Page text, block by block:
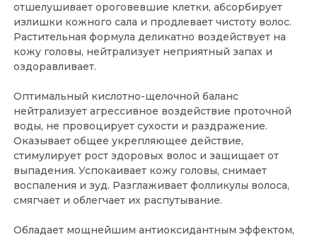
отшелушивает ороговевшие клетки, абсорбирует
излишки кожного сала и продлевает чистоту волос.
Растительная формула деликатно воздействует на
кожу головы, нейтрализует неприятный запах и
оздоравливает.
Оптимальный кислотно-щелочной баланс
нейтрализует агрессивное воздействие проточной
воды, не провоцирует сухости и раздражение.
Оказывает общее укрепляющее действие,
стимулирует рост здоровых волос и защищает от
выпадения. Успокаивает кожу головы, снимает
воспаления и зуд. Разглаживает фолликулы волоса,
смягчает и облегчает их распутывание.
Обладает мощнейшим антиоксидантным эффектом,